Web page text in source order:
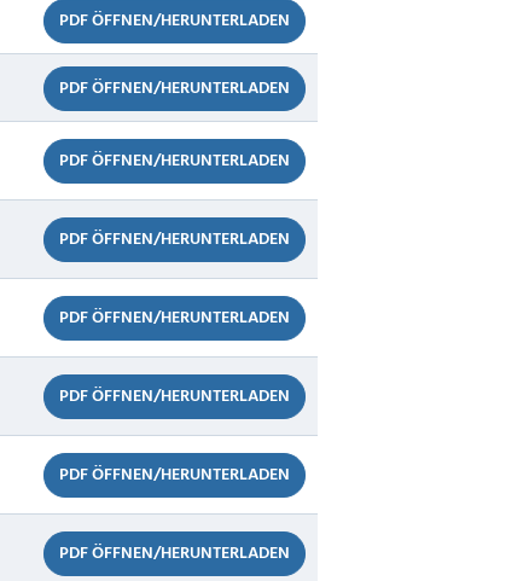
PDF ÖFFNEN/HERUNTERLADEN
PDF ÖFFNEN/HERUNTERLADEN
PDF ÖFFNEN/HERUNTERLADEN
PDF ÖFFNEN/HERUNTERLADEN
PDF ÖFFNEN/HERUNTERLADEN
PDF ÖFFNEN/HERUNTERLADEN
PDF ÖFFNEN/HERUNTERLADEN
PDF ÖFFNEN/HERUNTERLADEN